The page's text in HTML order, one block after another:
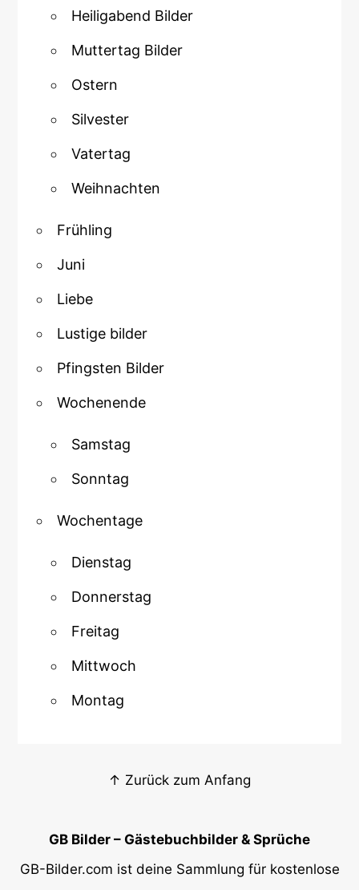
Heiligabend Bilder
Muttertag Bilder
Ostern
Silvester
Vatertag
Weihnachten
Frühling
Juni
Liebe
Lustige bilder
Pfingsten Bilder
Wochenende
Samstag
Sonntag
Wochentage
Dienstag
Donnerstag
Freitag
Mittwoch
Montag
↑ Zurück zum Anfang
GB Bilder – Gästebuchbilder & Sprüche
GB-Bilder.com ist deine Sammlung für kostenlose